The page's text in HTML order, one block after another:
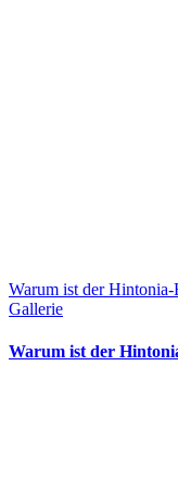
Warum ist der
Gallerie
Warum ist der